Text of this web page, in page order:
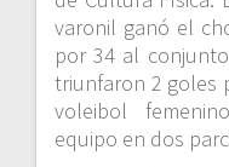
varonil ganó el
por 34 al
triunfaron 2 goles
voleibol
equipo en dos